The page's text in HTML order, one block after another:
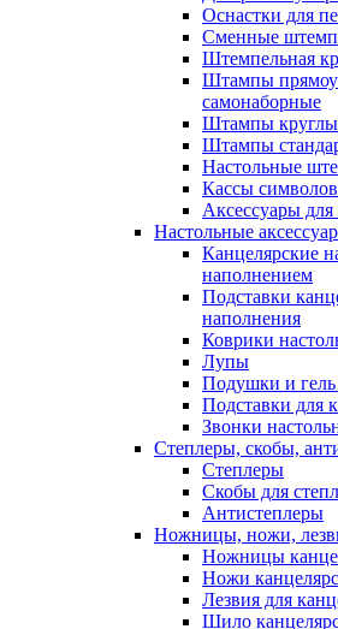
Оснастки для
Сменные
Штемпельная
Штампы
самонаборные
Штампы
Штампы
Настольные
Кассы
Аксессуары
Настольные
Канцелярские
наполнением
Подставки
наполнения
Коврики
Лупы
Подушки и гель
Подставки для
Звонки
Степлеры, скобы,
Степлеры
Скобы для
Антистеплеры
Ножницы, ножи,
Ножницы
Ножи
Лезвия для
Шило